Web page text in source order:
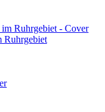
Ruhrgebiet